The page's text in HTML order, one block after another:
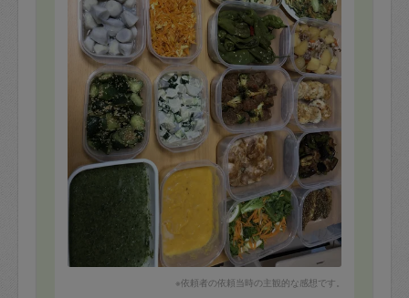
※依頼者の依頼当時の主観的な感想です。